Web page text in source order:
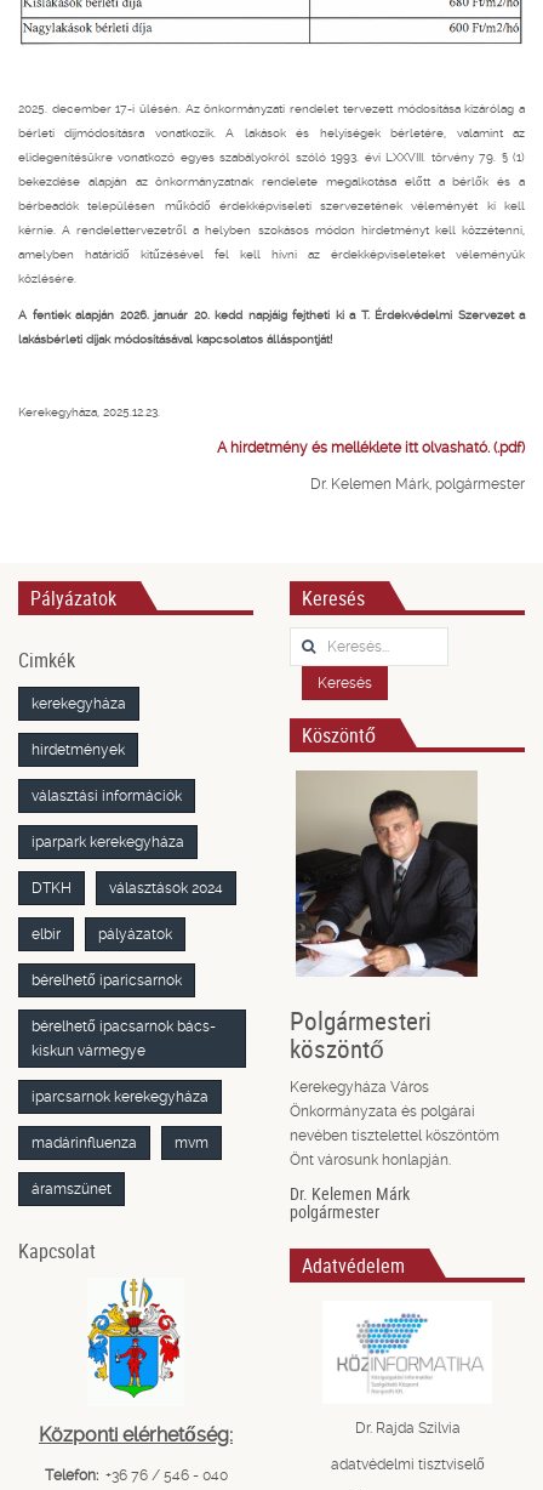
2025. december 17-i ülésén. Az önkormányzati rendelet tervezett módosítása kizárólag a
bérleti dijmódosításra vonatkozik. A lakások és helyiségek bérletére, valamint az
elidegenítésükre vonatkozó egyes szabályokról szóló 1993. évi LXXVIII. törvény 79. § (1)
bekezdése alapján az önkormányzatnak rendelete megalkotása előtt a bérlők és a
bérbeadók településen működő érdekképviseleti szervezetének véleményét ki kell
kérnie. A rendelettervezetről a helyben szokásos módon hirdetményt kell közzétenni,
amelyben határidő kitűzésével fel kell hívni az érdekképviseleteket véleményük
közlésére.
A fentiek alapján 2026. január 20. kedd napjáig fejtheti ki a T. Érdekvédelmi Szervezet a
lakásbérleti díjak módosításával kapcsolatos álláspontját!
Kerekegyháza, 2025.12.23.
A hirdetmény és melléklete itt olvasható. (.pdf)
Dr. Kelemen Márk, polgármester
Pályázatok
Cimkék
kerekegyháza
hirdetmények
választási információk
iparpark kerekegyháza
DTKH választások 2024
elbir pályázatok
bérelhető iparicsarnok
bérelhető ipacsarnok bács-
kiskun vármegye
iparcsarnok kerekegyháza
madárinfluenza mvm
áramszünet
Kapcsolat
Központi elérhetőség:
Telefon: +36 76 / 546 - 040
Keresés
Keresés...
Keresés
Köszöntő
Polgármesteri
köszöntő
Kerekegyháza Város
Önkormányzata és polgárai
nevében tisztelettel köszöntöm
Önt városunk honlapján.
Dr. Kelemen Márk
polgármester
Adatvédelem
Dr. Rajda Szilvia
adatvédelmi tisztviselő